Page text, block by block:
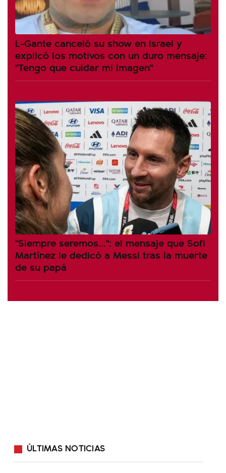
L-Gante canceló su show en Israel y
explicó los motivos con un duro mensaje:
"Tengo que cuidar mi imagen"
"Siempre seremos...": el mensaje que Sofi
Martínez le dedicó a Messi tras la muerte
de su papá
ÚLTIMAS NOTICIAS